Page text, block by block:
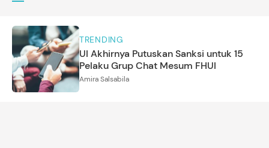
TRENDING
UI Akhirnya Putuskan Sanksi untuk 15
Pelaku Grup Chat Mesum FHUI
Amira Salsabila